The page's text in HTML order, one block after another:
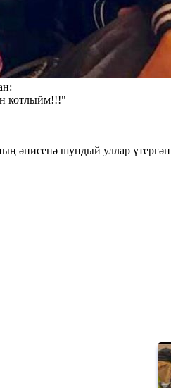
котлыйм!!!"
әнисенә шундый уллар